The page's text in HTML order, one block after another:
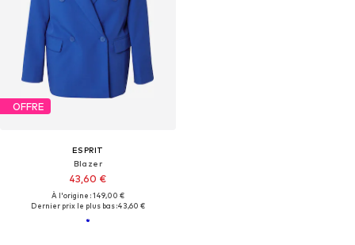
OFFRE
ESPRIT
Blazer
43,60 €
À l'origine : 149,00 €
Dernier prix le plus bas :43,60 €